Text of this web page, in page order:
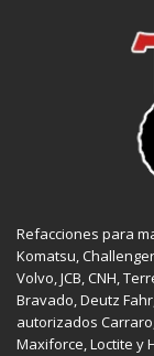
Refacciones para
Komatsu,
Volvo,JCB,CNH,
Bravado, Deutz
autorizados Carraro
Maxiforce,Loctite y